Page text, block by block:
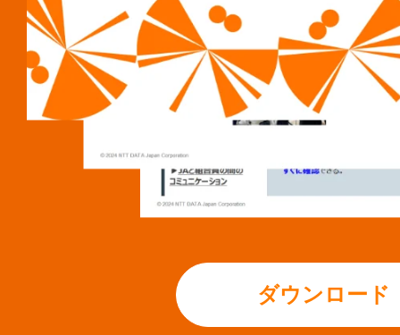
ダウンロード